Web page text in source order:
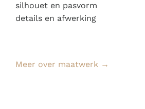
silhouet en pasvorm
details en afwerking
Meer over maatwerk →